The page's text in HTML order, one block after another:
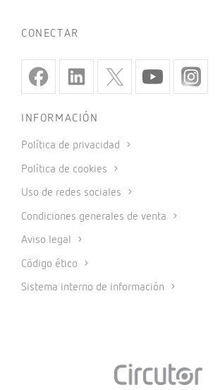
CONECTAR
INFORMACIÓN
Política de privacidad
Política de cookies
Uso de redes sociales
Condiciones generales de venta
Aviso legal
Código ético
Sistema interno de información